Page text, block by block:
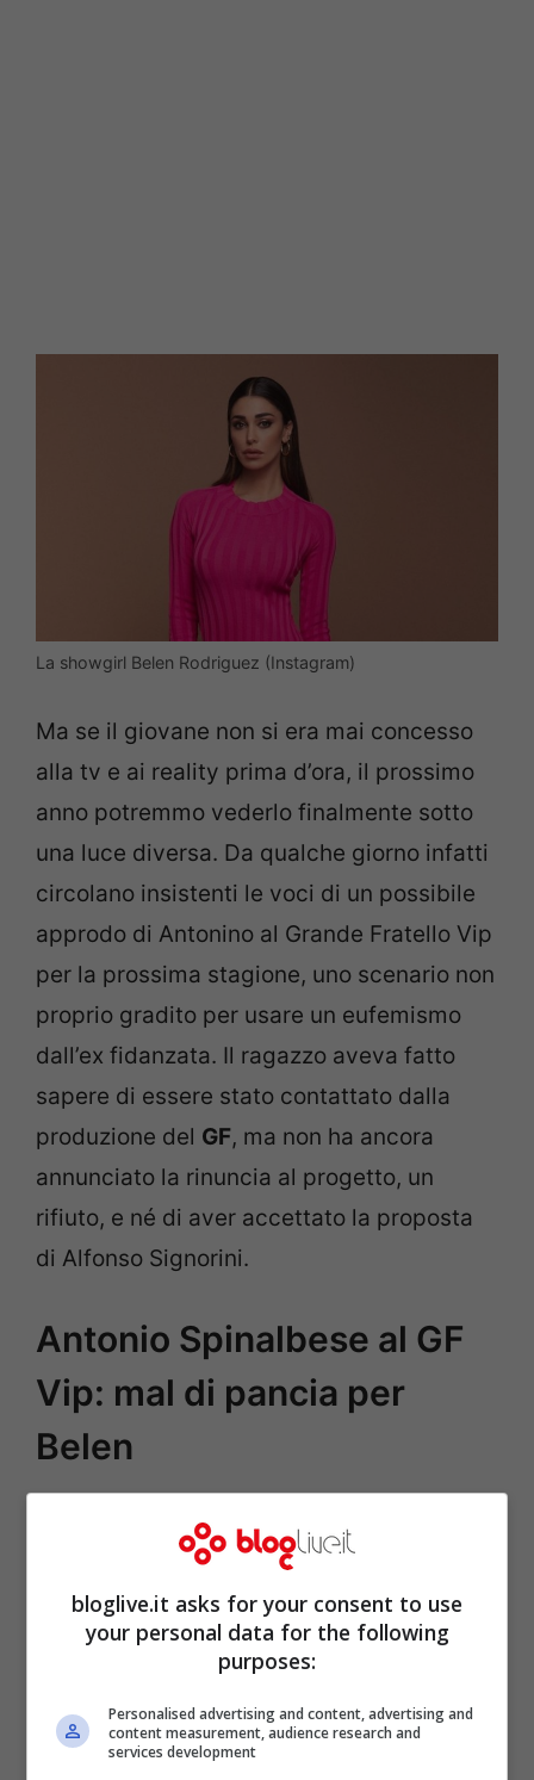
La showgirl Belen Rodriguez (Instagram)
Ma se il giovane non si era mai concesso
alla tv e ai reality prima d’ora, il prossimo
anno potremmo vederlo finalmente sotto
una luce diversa. Da qualche giorno infatti
circolano insistenti le voci di un possibile
approdo di Antonino al Grande Fratello Vip
per la prossima stagione, uno scenario non
proprio gradito per usare un eufemismo
dall’ex fidanzata. Il ragazzo aveva fatto
sapere di essere stato contattato dalla
produzione del GF, ma non ha ancora
annunciato la rinuncia al progetto, un
rifiuto, e né di aver accettato la proposta
di Alfonso Signorini.
Antonio Spinalbese al GF
Vip: mal di pancia per
Belen
bloglive.it asks for your consent to use
your personal data for the following
purposes:
Personalised advertising and content, advertising and
content measurement, audience research and
services development